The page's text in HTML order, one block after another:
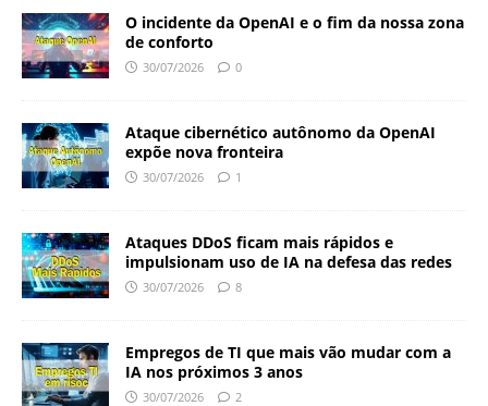
O incidente da OpenAI e o fim da nossa zona
de conforto
30/07/2026 0
Ataque cibernético autônomo da OpenAI
expõe nova fronteira
30/07/2026 1
Ataques DDoS ficam mais rápidos e
impulsionam uso de IA na defesa das redes
30/07/2026 8
Empregos de TI que mais vão mudar com a
IA nos próximos 3 anos
30/07/2026 2